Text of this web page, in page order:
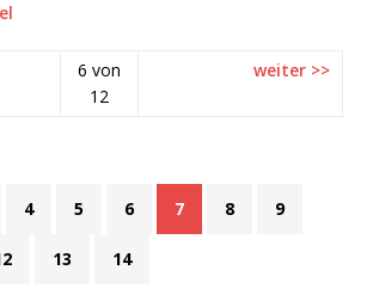
6 von
12
weiter >>
4 5 6 7 8 9
13 14